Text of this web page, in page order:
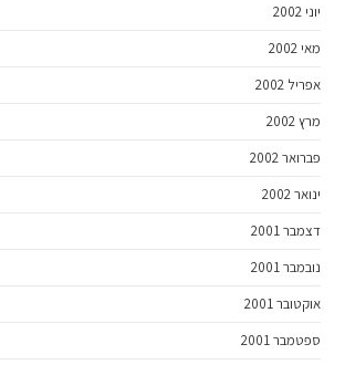
יוני 2002
מאי 2002
אפריל 2002
מרץ 2002
פברואר 2002
ינואר 2002
דצמבר 2001
נובמבר 2001
אוקטובר 2001
ספטמבר 2001